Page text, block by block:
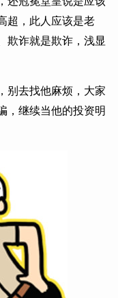
超，此人应该是老
欺诈就是欺诈，浅显
别去找他麻烦，大家
，继续当他的投资明